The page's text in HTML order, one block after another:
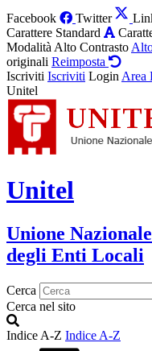
Facebook Twitter
Carattere Standard
Modalità Alto Contrasto
originali Reimposta
Iscriviti Iscriviti Login Area
Unitel
Unitel
Unione
degli Enti Locali
Cerca
Cerca nel sito
Indice A-Z Indice A-Z